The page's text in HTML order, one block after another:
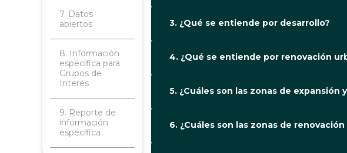
7. Datos
abiertos
8. Información
específica para
Grupos de
Interés
9. Reporte de
información
específica
3. ¿Qué se entiende por desarrollo?
4. ¿Qué se entiende por renovación
5. ¿Cuáles son las zonas de
6. ¿Cuáles son las zonas de